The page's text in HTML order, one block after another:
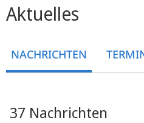
Aktuelles
NACHRICHTEN
37 Nachrichten